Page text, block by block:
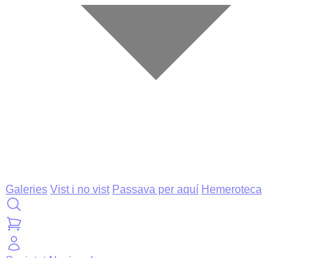
Galeries Vist i no vist Passava per aquí Hemeroteca